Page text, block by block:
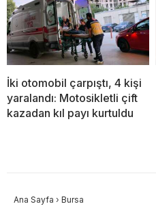
İki otomobil çarpıştı, 4 kişi
yaralandı: Motosikletli çift
kazadan kıl payı kurtuldu
Ana Sayfa › Bursa